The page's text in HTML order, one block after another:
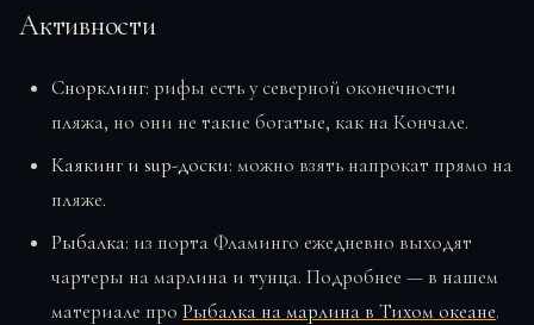
Активности
Снорклинг: рифы есть у северной оконечности
пляжа, но они не такие богатые, как на Кончале.
Каякинг и sup-доски: можно взять напрокат прямо на
пляже.
Рыбалка: из порта Фламинго ежедневно выходят
чартеры на марлина и тунца. Подробнее — в нашем
материале проРыбалка на марлина в Тихом океане.